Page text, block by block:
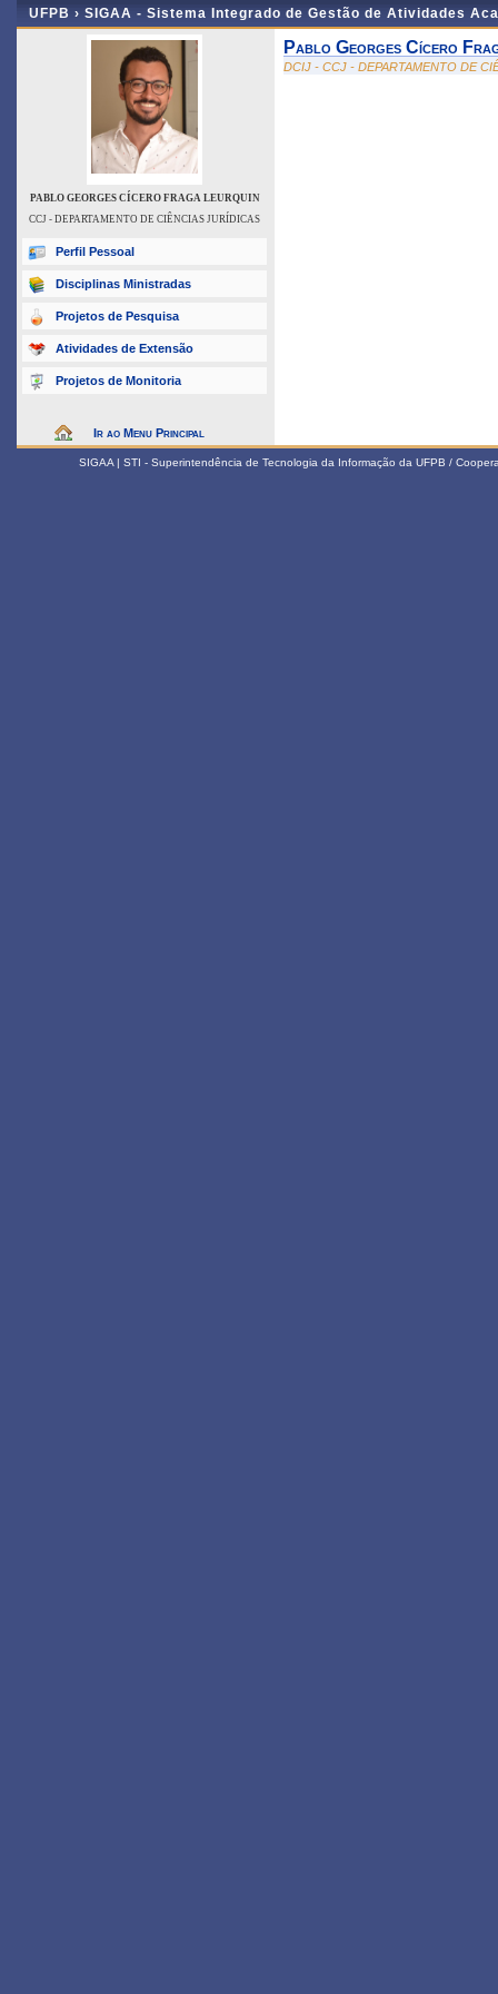
UFPB › SIGAA - Sistema Integrado de Gestão de Atividades
PABLO GEORGES CÍCERO FRAGA LEURQUIN
CCJ - DEPARTAMENTO DE CIÊNCIAS JURÍDICAS
Perfil Pessoal
Disciplinas Ministradas
Projetos de Pesquisa
Atividades de Extensão
Projetos de Monitoria
Ir ao Menu Principal
Pablo Georges Cícero
DCIJ - CCJ - DEPARTAMENTO DE
SIGAA | STI - Superintendência de Tecnologia da Informação da UFPB /